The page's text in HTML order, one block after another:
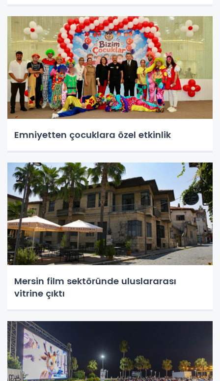
Emniyetten çocuklara özel etkinlik
Mersin film sektöründe uluslararası
vitrine çıktı